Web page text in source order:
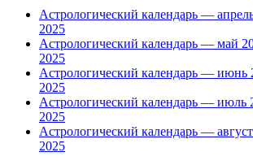
Астрологический календарь —
2025
Астрологический календарь — май
2025
Астрологический календарь — июнь
2025
Астрологический календарь — июль
2025
Астрологический календарь —
2025